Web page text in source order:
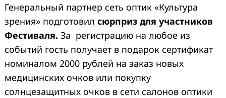
Генеральный партнер сеть оптик «Культура
зрения» подготовил сюрприз для участников
Фестиваля. За регистрацию на любое из
событий гость получает в подарок сертификат
номиналом 2000 рублей на заказ новых
медицинских очков или покупку
солнцезащитных очков в сети салонов оптики
Search